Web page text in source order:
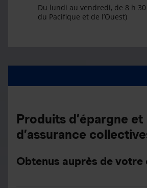
Du lundi au vendredi, de 8 h
du Pacifique et de l’Ouest)
Produits d’épargne et
d’assurance
Obtenus auprès de